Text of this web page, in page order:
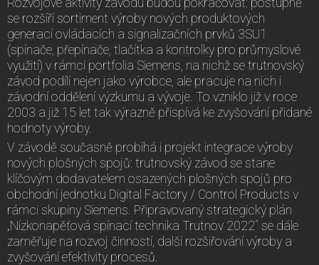
se rozšíří sortiment výroby nových produktových
generací ovládacích a signalizačních prvků 3SU1
(spínače, přepínače, tlačítka a kontrolky pro průmyslové
využití) v rámci portfolia Siemens, na nichž se trutnovský
závod podílí nejen jako výrobce, ale pracuje na nich i
závodní oddělení výzkumu a vývoje. To vzniklo již v roce
2003 a již 15 let tak výrazně přispívá ke zvyšování přidané
hodnoty výroby.
V závodě současně probíhá i projekt integrace výroby
nových plošných spojů: trutnovský závod se stane
klíčovým dodavatelem osazených plošných spojů pro
obchodní jednotku Digital Factory / Control Products v
rámci skupiny Siemens. Připravovaný strategický plán
„Nízkonapěťová spínací technika Trutnov 2022“ se dále
zaměřuje na rozvoj činností, další rozšiřování výroby a
zvyšování efektivity procesů.